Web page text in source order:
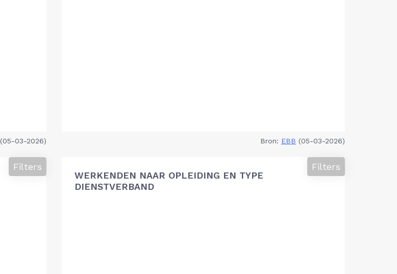
(05-03-2026) Bron: EBB (05-03-2026)
Filters
WERKENDEN NAAR OPLEIDING EN TYPE
DIENSTVERBAND
Filters